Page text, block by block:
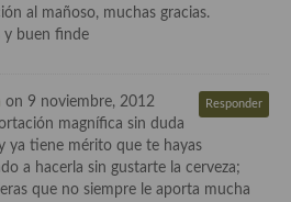
al mañoso, muchas gracias.
y buen finde
on 9 noviembre, 2012 Responder
magnífica sin duda
ya tiene mérito que te hayas
a hacerla sin gustarte la cerveza;
que no siempre le aporta mucha